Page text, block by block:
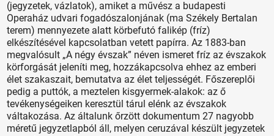
(jegyzetek, vázlatok), amiket a művész a budapesti
Operaház udvari fogadószalonjának (ma Székely Bertalan
terem) mennyezete alatt körbefutó falikép (fríz)
elkészítésével kapcsolatban vetett papírra. Az 1883-ban
megvalósult „A négy évszak” néven ismeret fríz az évszakok
körforgását jeleníti meg, hozzákapcsolva ehhez az emberi
élet szakaszait, bemutatva az élet teljességét. Főszereplői
pedig a puttók, a meztelen kisgyermek-alakok: az ő
tevékenységeiken keresztül tárul elénk az évszakok
váltakozása. Az általunk őrzött dokumentum 27 nagyobb
méretű jegyzetlapból áll, melyen ceruzával készült jegyzetek